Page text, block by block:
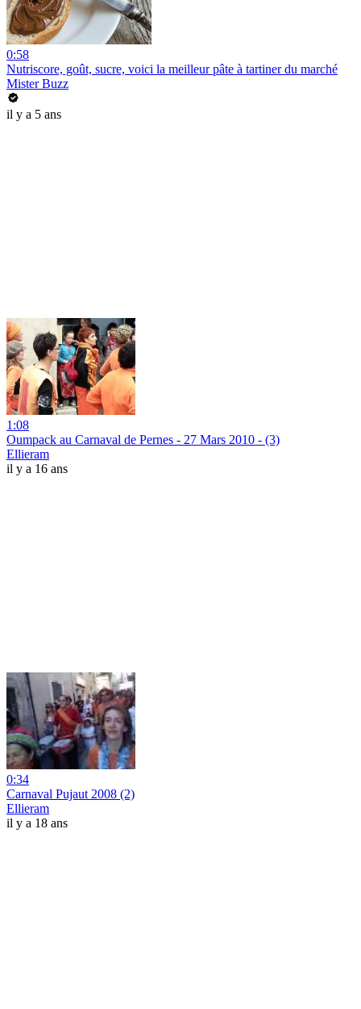
0:58
Nutriscore, goût, sucre, voici la meilleur pâte à tartiner du marché
Mister Buzz
il y a 5 ans
1:08
Oumpack au Carnaval de Pernes - 27 Mars 2010 - (3)
Ellieram
il y a 16 ans
0:34
Carnaval Pujaut 2008 (2)
Ellieram
il y a 18 ans